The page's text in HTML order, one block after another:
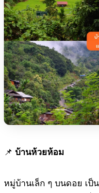
📌 บ้านห้วยห้อม
หมู่บ้านเล็ก ๆ บนดอย เป็